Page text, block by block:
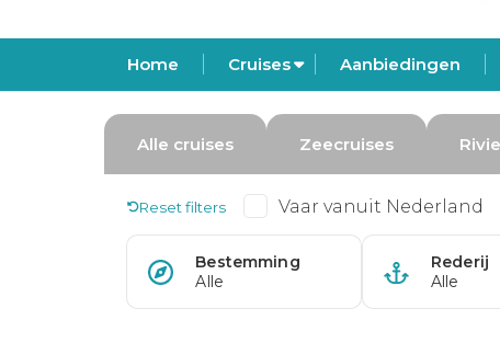
Home Cruises Aanbiedingen